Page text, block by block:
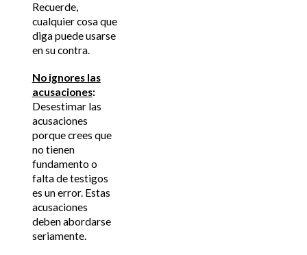
Recuerde,
cualquier cosa que
diga puede usarse
en su contra.
No ignores las
acusaciones:
Desestimar las
acusaciones
porque crees que
no tienen
fundamento o
falta de testigos
es un error. Estas
acusaciones
deben abordarse
seriamente.